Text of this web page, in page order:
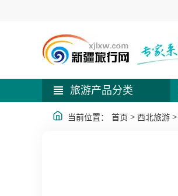
旅游产品分类
当前位置： 首页 > 西北旅游 >